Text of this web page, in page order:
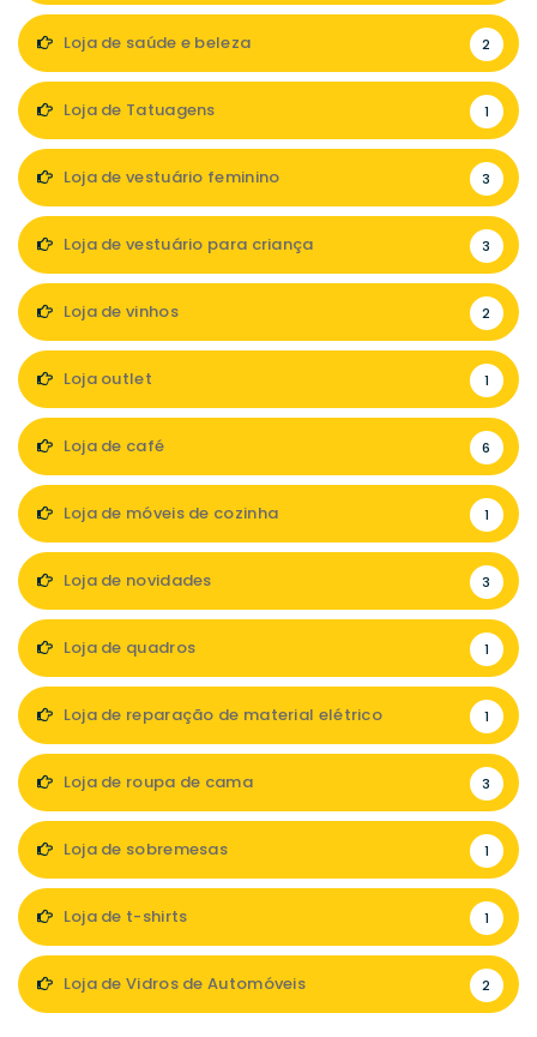
Loja de saúde e beleza 2
Loja de Tatuagens 1
Loja de vestuário feminino 3
Loja de vestuário para criança 3
Loja de vinhos 2
Loja outlet 1
Loja de café 6
Loja de móveis de cozinha 1
Loja de novidades 3
Loja de quadros 1
Loja de reparação de material elétrico 1
Loja de roupa de cama 3
Loja de sobremesas 1
Loja de t-shirts 1
Loja de Vidros de Automóveis 2